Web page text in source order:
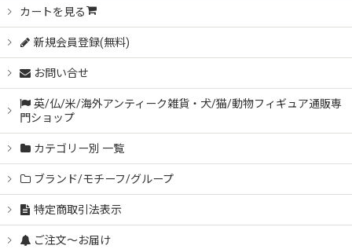
カートを見る
新規会員登録(無料)
お問い合せ
英/仏/米/海外アンティーク雑貨・犬/猫/動物フィギュア通販専
門ショップ
カテゴリー別 一覧
ブランド/モチーフ/グループ
特定商取引法表示
ご注文～お届け